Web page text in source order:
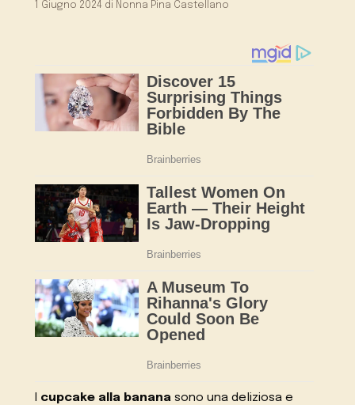
1 Giugno 2024 di Nonna Pina Castellano
cupcake alla banana sono una deliziosa e